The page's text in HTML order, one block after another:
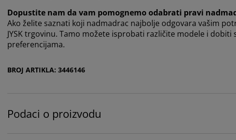
Dopustite nam da vam pomognemo odabrati pravi
Ako želite saznati koji nadmadrac najbolje odgovara vašim
JYSK trgovinu. Tamo možete isprobati različite modele i
preferencijama.
BROJ ARTIKLA: 3446146
Podaci o proizvodu